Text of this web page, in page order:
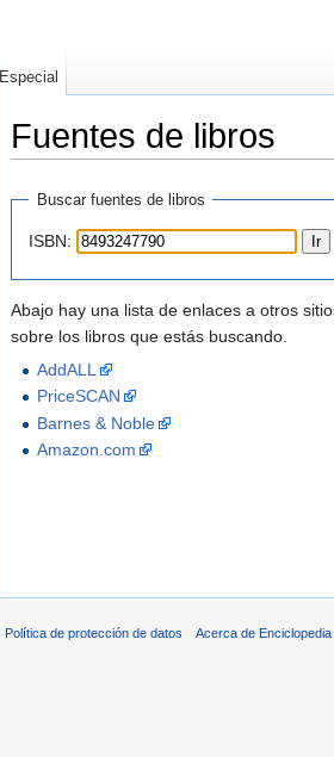
Fuentes de libros
Buscar fuentes de libros
ISBN:
Abajo hay una lista de enlaces a otros
sobre los libros que estás buscando.
AddALL
PriceSCAN
Barnes & Noble
Amazon.com
Especial
Política de protección de datos Acerca de